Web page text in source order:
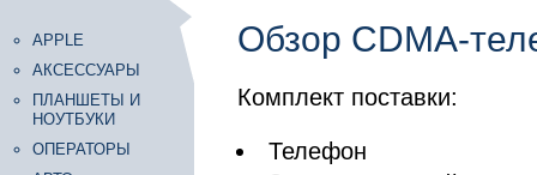
APPLE
АКСЕССУАРЫ
ПЛАНШЕТЫ И
НОУТБУКИ
ОПЕРАТОРЫ
Обзор CDMA-
Комплект поставки:
Телефон